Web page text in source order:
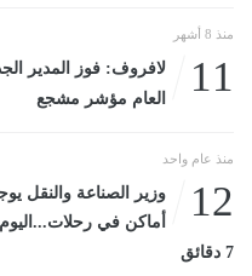
منذ 8 أشهر
11
لافروف: فوز المدير
العام مؤشر مشجع
منذ عام واحد
12
وزير الصناعة والنقل
7 دقائق